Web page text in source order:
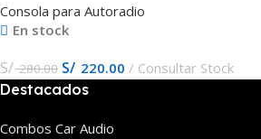
Consola para Autoradio
En stock
S/280.00 S/ 220.00
Consultar Stock
Destacados
Combos Car Audio